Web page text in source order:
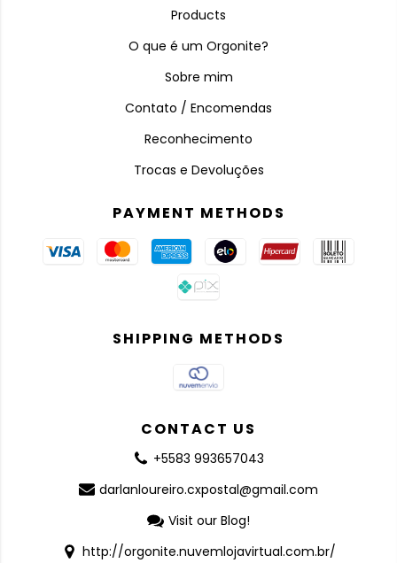
Products
O que é um Orgonite?
Sobre mim
Contato / Encomendas
Reconhecimento
Trocas e Devoluções
PAYMENT METHODS
SHIPPING METHODS
CONTACT US
+5583 993657043
darlanloureiro.cxpostal@gmail.com
Visit our Blog!
http://orgonite.nuvemlojavirtual.com.br/